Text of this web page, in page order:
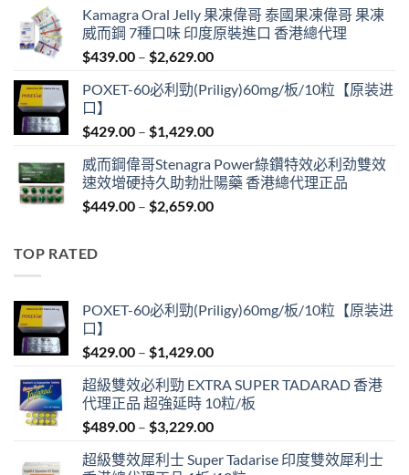
$429.00
through
$2,629.00
Kamagra Oral Jelly 果凍偉哥 泰國果凍偉哥 果凍
威而鋼 7種口味 印度原裝進口 香港總代理
$439.00 – $2,629.00Price
$439.00
$2,629.00
POXET-60必利勁(Priligy)60mg/板/10粒【原装进
口】
$429.00 – $1,429.00Price
$429.00
through
$1,429.00
威而鋼偉哥Stenagra Power綠鑽特效必利劲雙效
速效增硬持久助勃壯陽藥 香港總代理正品
$449.00 – $2,659.00Price
TOP RATED
POXET-60必利勁(Priligy)60mg/板/10粒【原装进
口】
$429.00 – $1,429.00Price
$429.00
through
$1,429.00
超級雙效必利勁 EXTRA SUPER TADARAD 香港
代理正品 超強延時 10粒/板
$489.00 – $3,229.00Price
$489.00
超級雙效犀利士 Super Tadarise 印度雙效犀利士